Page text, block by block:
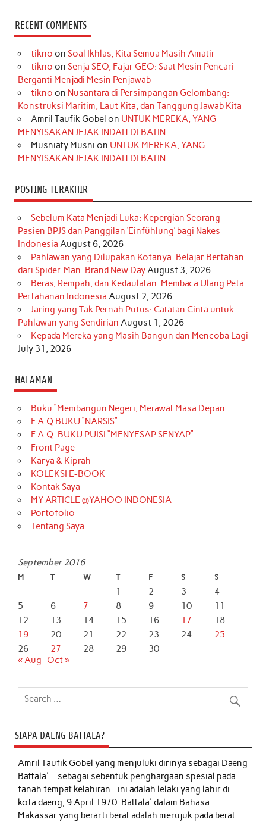
c
e
b
o
k
s
t
a
r
a
m
k
T
o
k
t
e
r
e
s
t
k
e
d
I
n
t
t
r
T
u
e
RECENT COMMENTS
tikno on Soal Ikhlas, Kita Semua Masih Amatir
tikno on Senja SEO, Fajar GEO: Saat Mesin Pencari
Berganti Menjadi Mesin Penjawab
tikno on Nusantara di Persimpangan Gelombang:
Konstruksi Maritim, Laut Kita, dan Tanggung Jawab Kita
Amril Taufik Gobel on UNTUK MEREKA, YANG
MENYISAKAN JEJAK INDAH DI BATIN
Musniaty Musni on UNTUK MEREKA, YANG
MENYISAKAN JEJAK INDAH DI BATIN
POSTING TERAKHIR
Sebelum Kata Menjadi Luka: Kepergian Seorang
Pasien BPJS dan Panggilan ‘Einfühlung’ bagi Nakes
Indonesia August 6, 2026
Pahlawan yang Dilupakan Kotanya: Belajar Bertahan
dari Spider-Man: Brand New Day August 3, 2026
Beras, Rempah, dan Kedaulatan: Membaca Ulang Peta
Pertahanan Indonesia August 2, 2026
Jaring yang Tak Pernah Putus: Catatan Cinta untuk
Pahlawan yang Sendirian August 1, 2026
Kepada Mereka yang Masih Bangun dan Mencoba Lagi
July 31, 2026
HALAMAN
Buku “Membangun Negeri, Merawat Masa Depan
F.A.Q BUKU “NARSIS”
F.A.Q. BUKU PUISI “MENYESAP SENYAP”
Front Page
Karya & Kiprah
KOLEKSI E-BOOK
Kontak Saya
MY ARTICLE @YAHOO INDONESIA
Portofolio
Tentang Saya
September 2016
M T W T F S S
1 2 3
4
5
6 7 8 9 10
11
12
13 14 15 16 17
18
19
20 21 22 23 24
25
26
27 28 29
30
« Aug
Oct »
SIAPA DAENG BATTALA?
Amril Taufik Gobelyang menjuluki dirinya sebagai Daeng
Battala'-- sebagai sebentuk penghargaan spesial pada
tanah tempat kelahiran--ini adalah lelaki yang lahir di
kota daeng, 9 April 1970. Battala' dalam Bahasa
Makassar yang berarti berat adalah merujuk pada berat